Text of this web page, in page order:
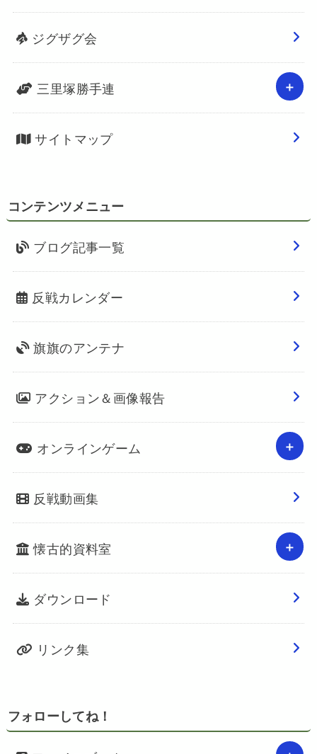
ジグザグ会
三里塚勝手連
サイトマップ
コンテンツメニュー
ブログ記事一覧
反戦カレンダー
旗旗のアンテナ
アクション＆画像報告
オンラインゲーム
反戦動画集
懐古的資料室
ダウンロード
リンク集
フォローしてね！